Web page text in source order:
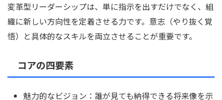
変革型リーダーシップは、単に指示を出すだけでなく、組
織に新しい方向性を定着させる力です。意志（やり抜く覚
悟）と具体的なスキルを両立させることが重要です。
コアの四要素
魅力的なビジョン：誰が見ても納得できる将来像を示